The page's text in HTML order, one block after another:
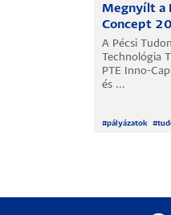
Munkatársak
Hallgatók
Megnyílt a
Concept
A Pécsi
Technológia
PTE Inno-
és ...
#pályázatok #